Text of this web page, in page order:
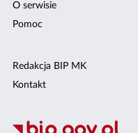
O serwisie
Pomoc
Redakcja BIP MK
Kontakt